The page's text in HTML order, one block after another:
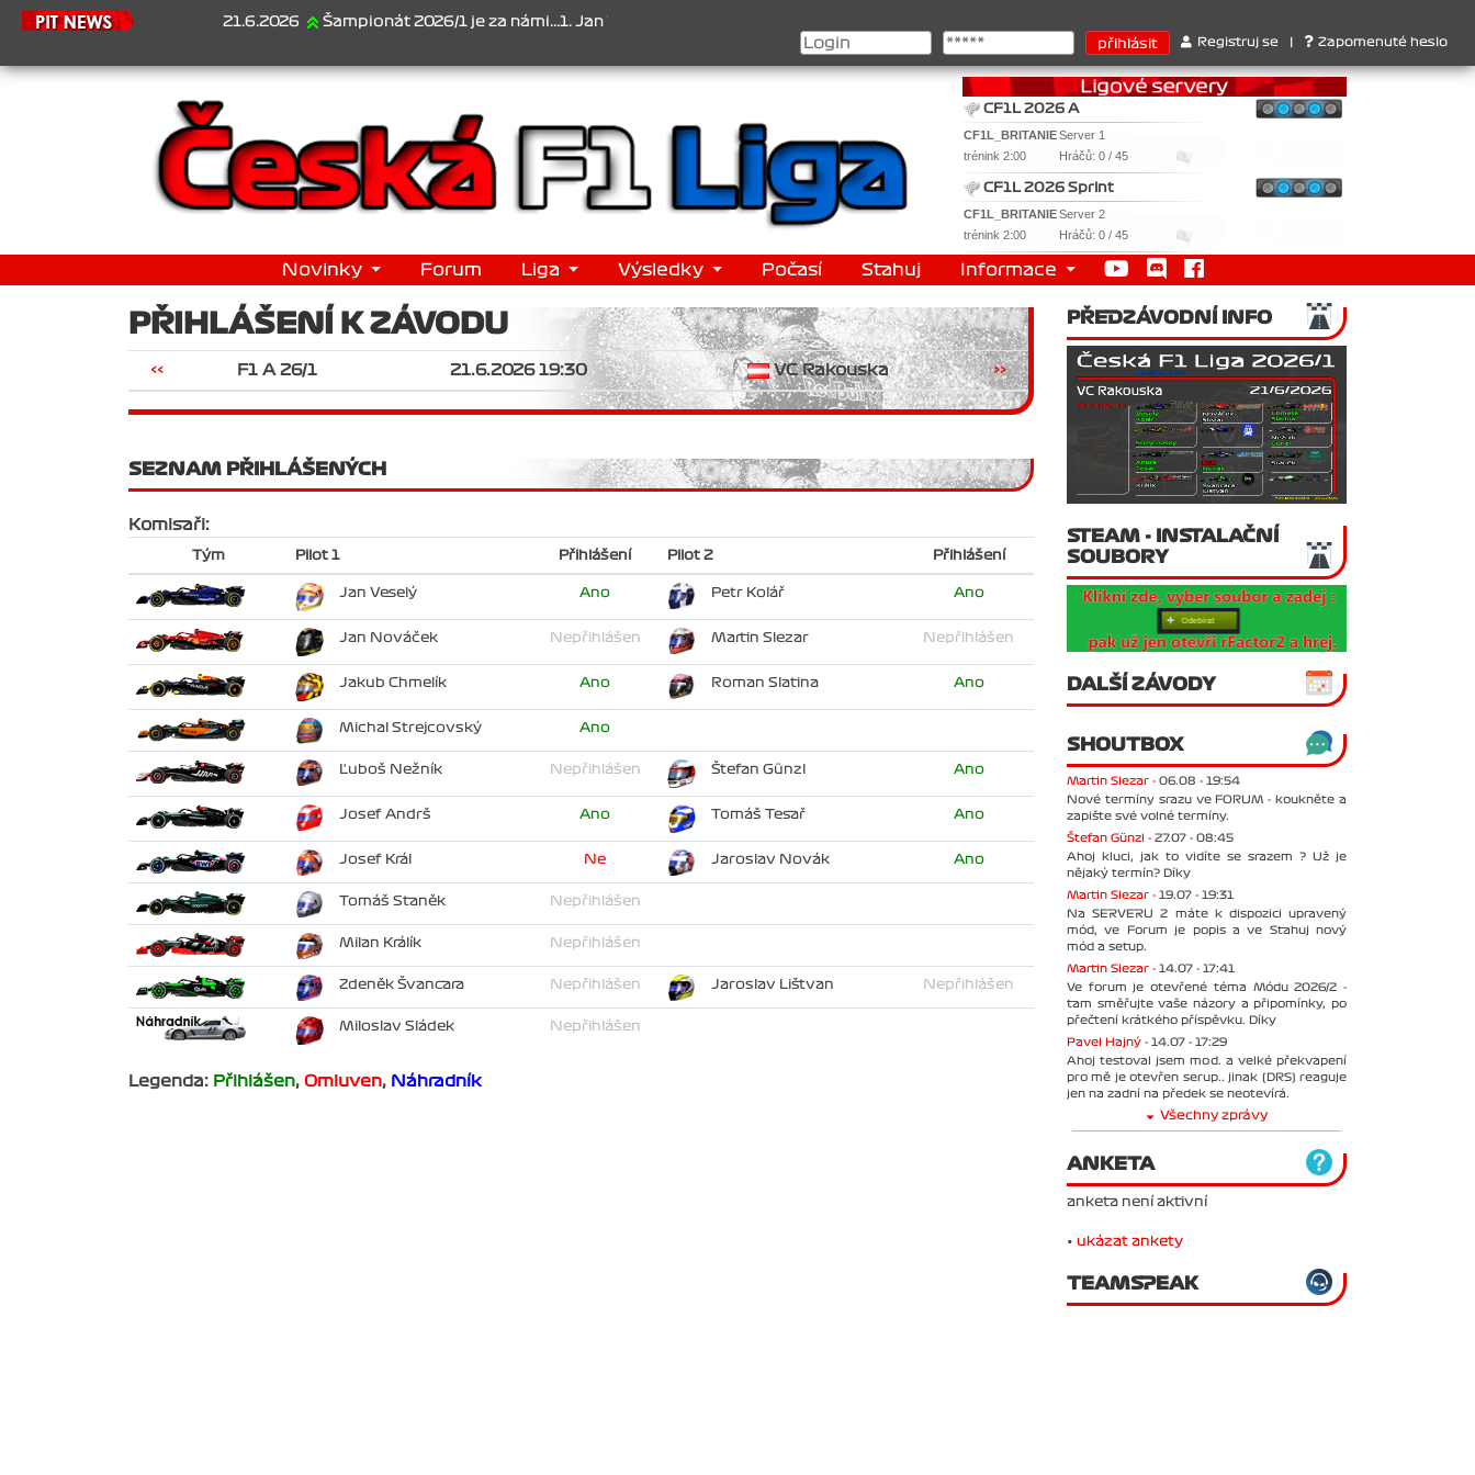
21.6.2026 Šampionát 2026/1 je za námi...1. Jan Veselý , 2. Jan Nováček , 3. Jakub Chmelík , Pohár konstruktérů : 1. Ferrari . 2. Williams , 3. RedBull ..... SprintCup -
Registruj se Zapomenuté heslo
CF1L 2026 A
CF1L_BRITANIEServer 1
trénink 2:00
Hráčů: 0 / 45
CF1L 2026 Sprint
CF1L_BRITANIEServer 2
trénink 2:00
Hráčů: 0 / 45
Novinky Forum Liga Výsledky Počasí Stahuj Informace
PŘIHLÁŠENÍ K ZÁVODU
<< F1 A 26/1 21.6.2026 19:30 VC Rakouska >>
SEZNAM PŘIHLÁŠENÝCH
Komisaři:
Tým Pilot 1 Přihlášení Pilot 2 Přihlášení
Jan Veselý Ano Petr Kolář Ano
Jan Nováček Nepřihlášen Martin Slezar Nepřihlášen
Jakub Chmelík Ano Roman Slatina Ano
Michal Strejcovský Ano
Ľuboš Nežník Nepřihlášen Štefan Günzl Ano
Josef Andrš Ano Tomáš Tesař Ano
Josef Král Ne Jaroslav Novák Ano
Tomáš Staněk Nepřihlášen
Milan Králík Nepřihlášen
Zdeněk Švancara Nepřihlášen Jaroslav Lištvan Nepřihlášen
Miloslav Sládek Nepřihlášen
Legenda: Přihlášen, Omluven, Náhradník
PŘEDZÁVODNÍ INFO
STEAM - INSTALAČNÍ
SOUBORY
DALŠÍ ZÁVODY
SHOUTBOX
Martin Slezar - 06.08 - 19:54
Nové termíny srazu ve FORUM - koukněte a
zapište své volné termíny.
Štefan Günzl - 27.07 - 08:45
Ahoj kluci, jak to vidíte se srazem ? Už je
nějaký termín? Díky
Martin Slezar - 19.07 - 19:31
Na SERVERU 2 máte k dispozici upravený
mód, ve Forum je popis a ve Stahuj nový
mód a setup.
Martin Slezar - 14.07 - 17:41
Ve forum je otevřené téma Módu 2026/2 -
tam směřujte vaše názory a připomínky, po
přečtení krátkého příspěvku. Díky
Pavel Hajný - 14.07 - 17:29
Ahoj testoval jsem mod. a velké překvapení
pro mě je otevřen serup.. jinak (DRS) reaguje
jen na zadní na předek se neotevírá.
Všechny zprávy
ANKETA
anketa není aktivní
• ukázat ankety
TEAMSPEAK